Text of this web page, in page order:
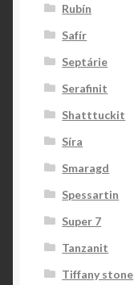
Rubín
Safír
Septárie
Serafinit
Shatttuckit
Síra
Smaragd
Spessartin
Super 7
Tanzanit
Tiffany stone